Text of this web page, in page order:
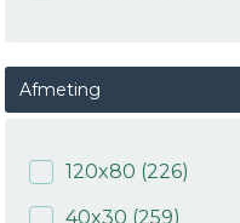
Afmeting
120x80 (226)
40x30 (259)